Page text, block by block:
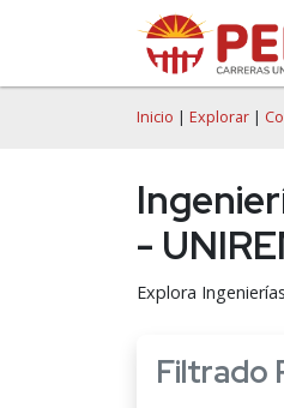
Inicio | Explorar |
-
Explora
Filtrado